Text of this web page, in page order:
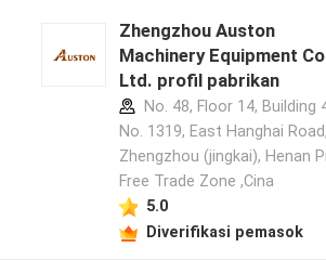
Tinggalkan pesan
Kami akan segera
Zhengzhou Auston
Machinery Equipment
Ltd. profil pabrikan
No. 48, Floor 14, Building
No. 1319, East Hanghai Road,
Zhengzhou (jingkai), Henan
Free Trade Zone ,Cina
5.0
Diverifikasi pemasok